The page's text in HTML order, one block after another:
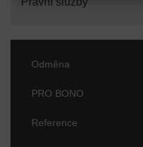
Odměna
PRO BONO
Reference